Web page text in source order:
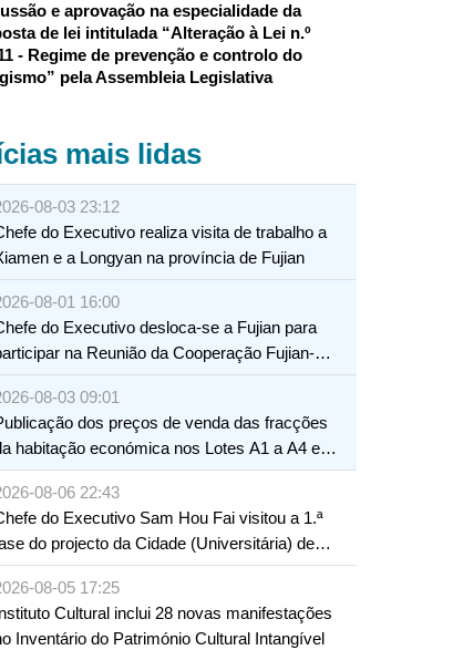
e aprovação na especialidade da
de lei intitulada “Alteração à Lei n.º
- Regime de prevenção e controlo do
pela Assembleia Legislativa
mais lidas
08-03 23:12
do Executivo realiza visita de trabalho a
e a Longyan na província de Fujian
08-01 16:00
do Executivo desloca-se a Fujian para
na Reunião da Cooperação Fujian-
08-03 09:01
dos preços de venda das fracções
habitação económica nos Lotes A1 a A4 e
da Zona A dos Novos Aterros
08-06 22:43
do Executivo Sam Hou Fai visitou a 1.ª
do projecto da Cidade (Universitária) de
Internacional de Macau e Hengqin
08-05 17:25
Cultural inclui 28 novas manifestações
Inventário do Património Cultural Intangível